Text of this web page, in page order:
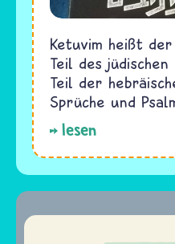
Ketuvim heißt
Teil des jüdischen
Teil der
Sprüche und
lesen